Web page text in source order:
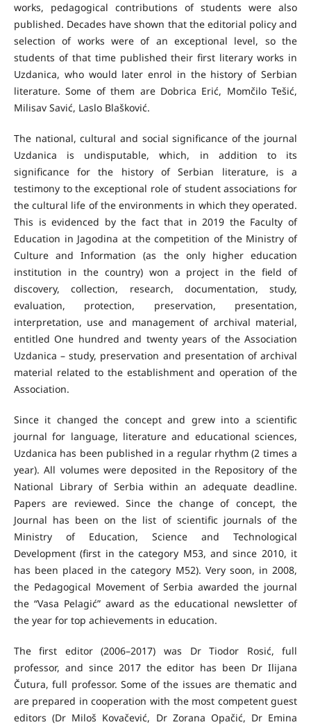
works, pedagogical contributions of students were also
published. Decades have shown that the editorial policy and
selection of works were of an exceptional level, so the
students of that time published their first literary works in
Uzdanica, who would later enrol in the history of Serbian
literature. Some of them are Dobrica Erić, Momčilo Tešić,
Milisav Savić, Laslo Blašković.
The national, cultural and social significance of the journal
Uzdanica is undisputable, which, in addition to its
significance for the history of Serbian literature, is a
testimony to the exceptional role of student associations for
the cultural life of the environments in which they operated.
This is evidenced by the fact that in 2019 the Faculty of
Education in Jagodina at the competition of the Ministry of
Culture and Information (as the only higher education
institution in the country) won a project in the field of
discovery, collection, research, documentation, study,
evaluation, protection, preservation, presentation,
interpretation, use and management of archival material,
entitled One hundred and twenty years of the Association
Uzdanica – study, preservation and presentation of archival
material related to the establishment and operation of the
Association.
Since it changed the concept and grew into a scientific
journal for language, literature and educational sciences,
Uzdanica has been published in a regular rhythm (2 times a
year). All volumes were deposited in the Repository of the
National Library of Serbia within an adequate deadline.
Papers are reviewed. Since the change of concept, the
Journal has been on the list of scientific journals of the
Ministry of Education, Science and Technological
Development (first in the category M53, and since 2010, it
has been placed in the category M52). Very soon, in 2008,
the Pedagogical Movement of Serbia awarded the journal
the “Vasa Pelagić” award as the educational newsletter of
the year for top achievements in education.
The first editor (2006–2017) was Dr Tiodor Rosić, full
professor, and since 2017 the editor has been Dr Ilijana
Čutura, full professor. Some of the issues are thematic and
are prepared in cooperation with the most competent guest
editors (Dr Miloš Kovačević, Dr Zorana Opačić, Dr Emina